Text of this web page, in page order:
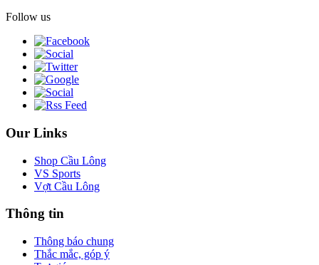
Follow us
Our Links
Shop Cầu Lông
VS Sports
Vợt Cầu Lông
Thông tin
Thông báo chung
Thắc mắc, góp ý